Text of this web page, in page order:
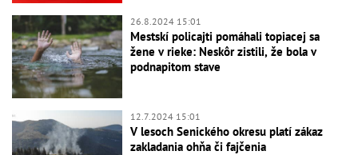
26.8.2024 15:01
Mestskí policajti pomáhali topiacej sa
žene v rieke: Neskôr zistili, že bola v
podnapitom stave
12.7.2024 15:01
V lesoch Senického okresu platí zákaz
zakladania ohňa či fajčenia